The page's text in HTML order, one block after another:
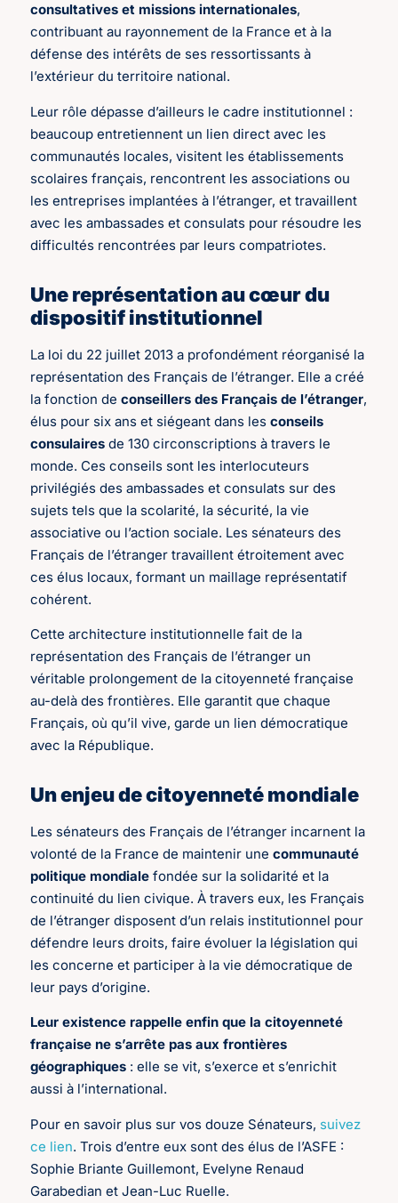
consultatives et missions internationales,
contribuant au rayonnement de la France et à la
défense des intérêts de ses ressortissants à
l’extérieur du territoire national.
Leur rôle dépasse d’ailleurs le cadre institutionnel :
beaucoup entretiennent un lien direct avec les
communautés locales, visitent les établissements
scolaires français, rencontrent les associations ou
les entreprises implantées à l’étranger, et travaillent
avec les ambassades et consulats pour résoudre les
difficultés rencontrées par leurs compatriotes.
Une représentation au cœur du
dispositif institutionnel
La loi du 22 juillet 2013 a profondément réorganisé la
représentation des Français de l’étranger. Elle a créé
la fonction deconseillers des Français de l’étranger,
élus pour six ans et siégeant dans lesconseils
consulaires de 130 circonscriptions à travers le
monde. Ces conseils sont les interlocuteurs
privilégiés des ambassades et consulats sur des
sujets tels que la scolarité, la sécurité, la vie
associative ou l’action sociale. Les sénateurs des
Français de l’étranger travaillent étroitement avec
ces élus locaux, formant un maillage représentatif
cohérent.
Cette architecture institutionnelle fait de la
représentation des Français de l’étranger un
véritable prolongement de la citoyenneté française
au-delà des frontières. Elle garantit que chaque
Français, où qu’il vive, garde un lien démocratique
avec la République.
Un enjeu de citoyenneté mondiale
Les sénateurs des Français de l’étranger incarnent la
volonté de la France de maintenir unecommunauté
politique mondiale fondée sur la solidarité et la
continuité du lien civique. À travers eux, les Français
de l’étranger disposent d’un relais institutionnel pour
défendre leurs droits, faire évoluer la législation qui
les concerne et participer à la vie démocratique de
leur pays d’origine.
Leur existence rappelle enfin que la citoyenneté
française ne s’arrête pas aux frontières
géographiques : elle se vit, s’exerce et s’enrichit
aussi à l’international.
Pour en savoir plus sur vos douze Sénateurs, suivez
ce lien. Trois d’entre eux sont des élus de l’ASFE :
Sophie Briante Guillemont, Evelyne Renaud
Garabedian et Jean-Luc Ruelle.